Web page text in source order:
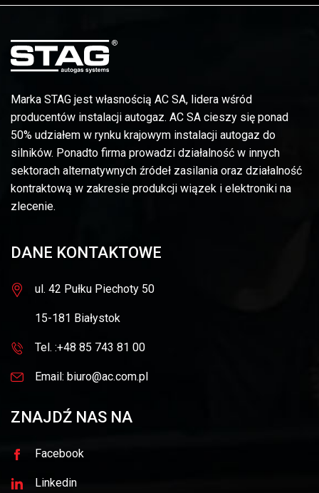
Marka STAG jest własnością AC SA, lidera wśród
producentów instalacji autogaz. AC SA cieszy się ponad
50% udziałem w rynku krajowym instalacji autogaz do
silników. Ponadto firma prowadzi działalność w innych
sektorach alternatywnych źródeł zasilania oraz działalność
kontraktową w zakresie produkcji wiązek i elektroniki na
zlecenie.
DANE KONTAKTOWE
ul. 42 Pułku Piechoty 50
15-181 Białystok
Tel. :+48 85 743 81 00
Email: biuro@ac.com.pl
ZNAJDŹ NAS NA
Facebook
Linkedin